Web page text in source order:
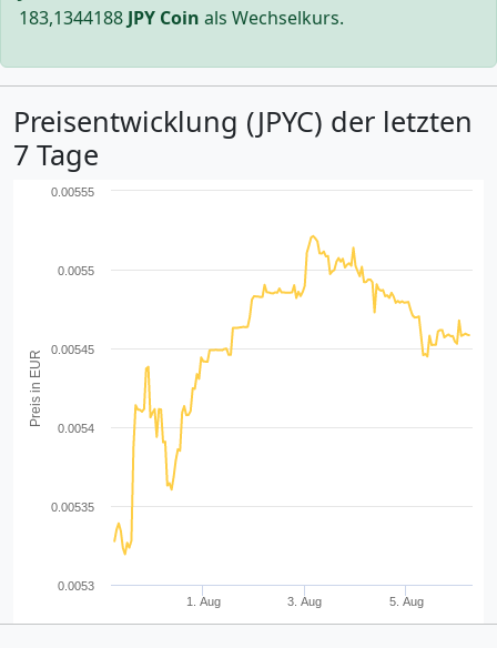
183,1344188 JPY Coin als Wechselkurs.
Preisentwicklung (JPYC) der letzten
7 Tage
Preis in EUR
1. Aug 3. Aug 5. Aug
0.0053
0.00535
0.0054
0.00545
0.0055
0.00555